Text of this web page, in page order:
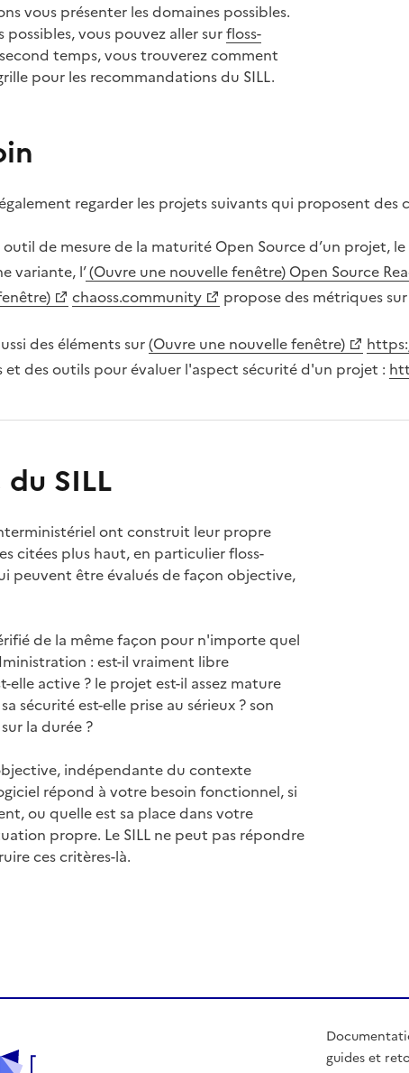
vous présenter les domaines possibles.
vous pouvez aller surfloss-
temps, vous trouverez comment
pour les recommandations du SILL.
regarder les projets suivants qui proposent des
de mesure de la maturité Open Source d’un projet, le
variante, l’(Ouvre une nouvelle fenêtre) Open Source
chaoss.community
propose des métriques
des éléments sur(Ouvre une nouvelle fenêtre)
et des outils pour évaluer l'aspect sécurité d'un projet :
SILL
ont construit leur propre
citées plus haut, en particulier floss-
peuvent être évalués de façon objective,
de la même façon pour n'importe quel
: est-il vraiment libre
active ? le projet est-il assez mature
sécurité est-elle prise au sérieux ? son
la durée ?
indépendante du contexte
répond à votre besoin fonctionnel, si
ou quelle est sa place dans votre
propre. Le SILL ne peut pas répondre
ces critères-là.
guides et